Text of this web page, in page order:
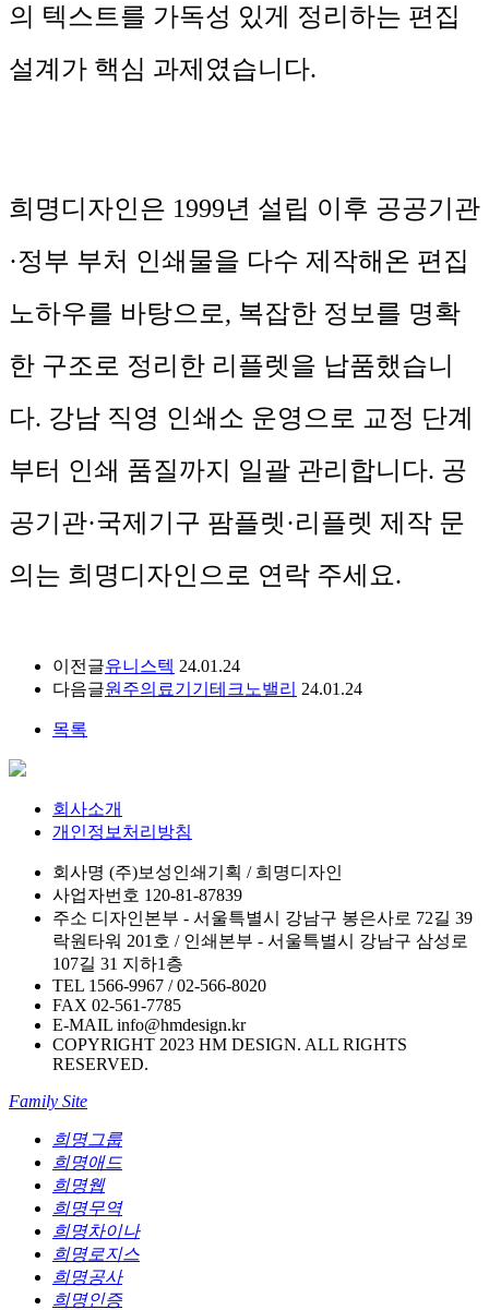
의 텍스트를 가독성 있게 정리하는 편집
설계가 핵심 과제였습니다.
희명디자인은 1999년 설립 이후 공공기관
·정부 부처 인쇄물을 다수 제작해온 편집
노하우를 바탕으로, 복잡한 정보를 명확
한 구조로 정리한 리플렛을 납품했습니
다. 강남 직영 인쇄소 운영으로 교정 단계
부터 인쇄 품질까지 일괄 관리합니다. 공
공기관·국제기구 팜플렛·리플렛 제작 문
의는 희명디자인으로 연락 주세요.
이전글유니스텍 24.01.24
다음글원주의료기기테크노밸리 24.01.24
목록
회사소개
개인정보처리방침
회사명 (주)보성인쇄기획 / 희명디자인
사업자번호 120-81-87839
주소 디자인본부 - 서울특별시 강남구 봉은사로 72길 39
락원타워 201호 / 인쇄본부 - 서울특별시 강남구 삼성로
107길 31 지하1층
TEL 1566-9967 / 02-566-8020
FAX 02-561-7785
E-MAIL info@hmdesign.kr
COPYRIGHT 2023 HM DESIGN. ALL RIGHTS
RESERVED.
Family Site
희명그룹
희명애드
희명웹
희명무역
희명차이나
희명로지스
희명공사
희명인증